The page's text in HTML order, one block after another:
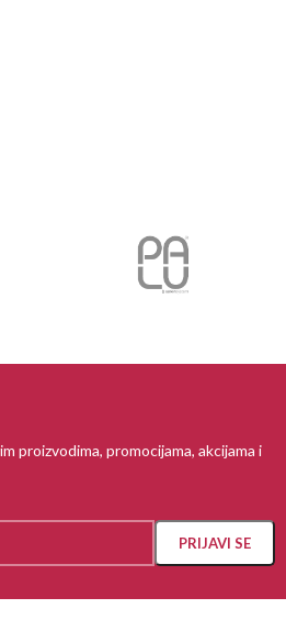
proizvodima, promocijama, akcijama i